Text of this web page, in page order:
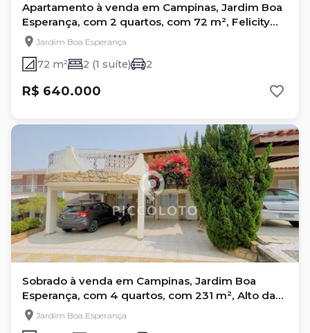
Apartamento à venda em Campinas, Jardim Boa
Esperança, com 2 quartos, com 72 m², Felicity
Residence
Jardim Boa Esperança
72 m² 2 (1 suíte) 2
R$ 640.000
Sobrado à venda em Campinas, Jardim Boa
Esperança, com 4 quartos, com 231 m², Alto da
Colina
Jardim Boa Esperança